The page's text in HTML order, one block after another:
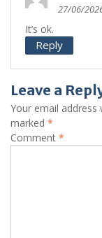
27/06/
It’s ok.
Reply
Leave a
Your email address
marked *
Comment *